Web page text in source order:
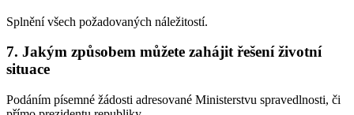
Splnění všech požadovaných náležitostí.
7. Jakým způsobem můžete zahájit řešení životní
situace
Podáním písemné žádosti adresované Ministerstvu spravedlnosti, či